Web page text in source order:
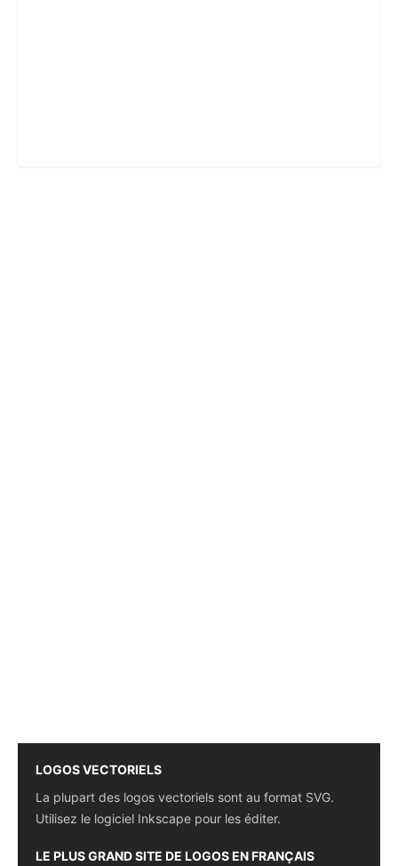
LOGOS VECTORIELS
La plupart des logos vectoriels sont au format SVG.
Utilisez le logiciel Inkscape pour les éditer.
LE PLUS GRAND SITE DE LOGOS EN FRANÇAIS